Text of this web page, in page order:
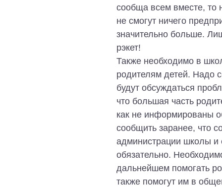
сообща всем вместе, то
не смогут ничего
значительно больше.
рэкет!
Также необходимо в
родителям детей. Надо
будут обсуждаться
что большая часть
как не информированы
сообщить заранее, что
администрации школы и
обязательно.
дальнейшем помогать
также помогут им в